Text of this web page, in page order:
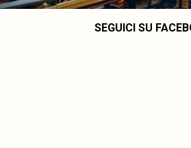
SEGUICI SU